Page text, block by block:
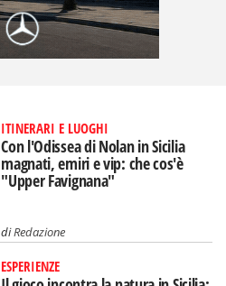
ITINERARI E LUOGHI
Con l'Odissea di Nolan in Sicilia
magnati, emiri e vip: che cos'è
"Upper Favignana"
diRedazione
ESPERIENZE